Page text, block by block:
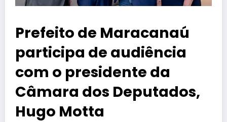
Prefeito de Maracanaú
participa de audiência
com o presidente da
Câmara dos Deputados,
Hugo Motta